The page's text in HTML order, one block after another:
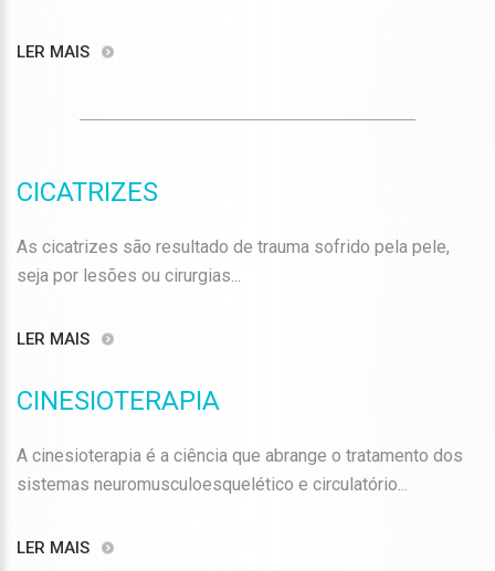
LER MAIS
CICATRIZES
As cicatrizes são resultado de trauma sofrido pela pele,
seja por lesões ou cirurgias...
LER MAIS
CINESIOTERAPIA
A cinesioterapia é a ciência que abrange o tratamento dos
sistemas neuromusculoesquelético e circulatório...
LER MAIS